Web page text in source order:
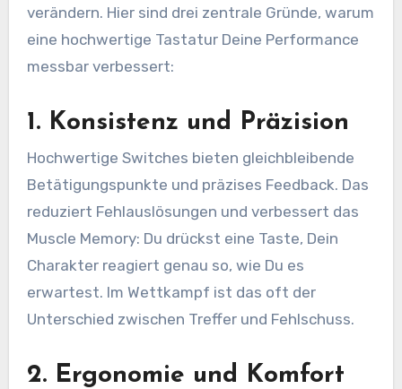
verändern. Hier sind drei zentrale Gründe, warum
eine hochwertige Tastatur Deine Performance
messbar verbessert:
1. Konsistenz und Präzision
Hochwertige Switches bieten gleichbleibende
Betätigungspunkte und präzises Feedback. Das
reduziert Fehlauslösungen und verbessert das
Muscle Memory: Du drückst eine Taste, Dein
Charakter reagiert genau so, wie Du es
erwartest. Im Wettkampf ist das oft der
Unterschied zwischen Treffer und Fehlschuss.
2. Ergonomie und Komfort